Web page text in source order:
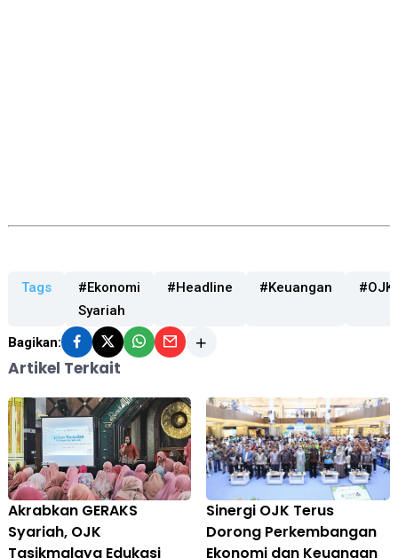
Tags
#Ekonomi
Syariah
#Headline #Keuangan #OJK
Bagikan:
Artikel Terkait
Akrabkan GERAKS
Syariah, OJK
Tasikmalaya Edukasi
Sinergi OJK Terus
Dorong Perkembangan
Ekonomi dan Keuangan